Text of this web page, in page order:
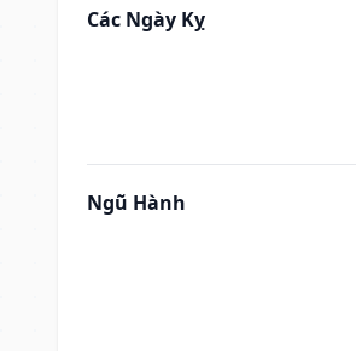
Các Ngày Kỵ
Ngũ Hành